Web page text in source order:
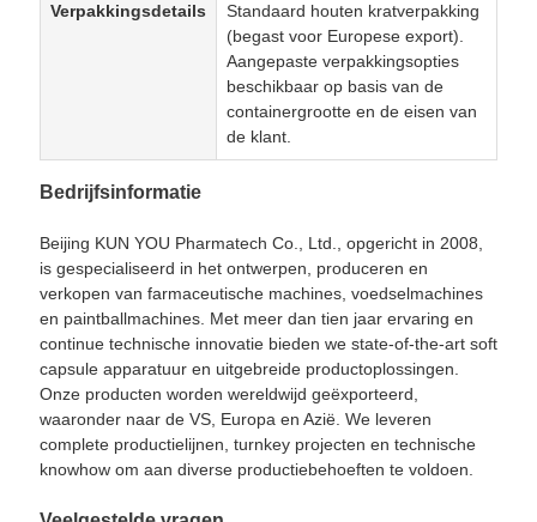
Verpakkingsdetails
Standaard houten kratverpakking
(begast voor Europese export).
Aangepaste verpakkingsopties
beschikbaar op basis van de
containergrootte en de eisen van
de klant.
Bedrijfsinformatie
Beijing KUN YOU Pharmatech Co., Ltd., opgericht in 2008,
is gespecialiseerd in het ontwerpen, produceren en
verkopen van farmaceutische machines, voedselmachines
en paintballmachines. Met meer dan tien jaar ervaring en
continue technische innovatie bieden we state-of-the-art soft
capsule apparatuur en uitgebreide productoplossingen.
Onze producten worden wereldwijd geëxporteerd,
waaronder naar de VS, Europa en Azië. We leveren
complete productielijnen, turnkey projecten en technische
knowhow om aan diverse productiebehoeften te voldoen.